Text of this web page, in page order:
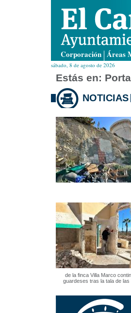
Corporación Áreas
sábado, 8 de agosto de 2026
Estás en:
NOTICIAS
de la finca Villa Marco
guardeses tras la tala de